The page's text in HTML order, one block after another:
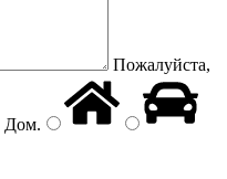
Пожалуйста,
Дом.